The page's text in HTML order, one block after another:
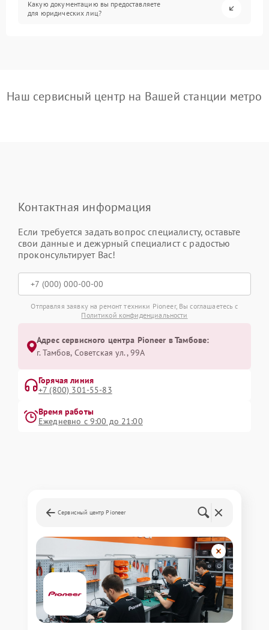
Какую документацию вы предоставляете
для юридических лиц?
Наш сервисный центр на Вашей станции метро
Контактная информация
Если требуется задать вопрос специалисту, оставьте
свои данные и дежурный специалист с радостью
проконсультирует Вас!
Отправляя заявку на ремонт техники Pioneer, Вы соглашаетесь с
Политикой конфиденциальности
Адрес сервисного центра Pioneer в Тамбове:
г. Тамбов, Советская ул., 99А
Горячая линия
+7 (800) 301-55-83
Время работы
Ежедневно с 9:00 до 21:00
Сервисный центр Pioneer